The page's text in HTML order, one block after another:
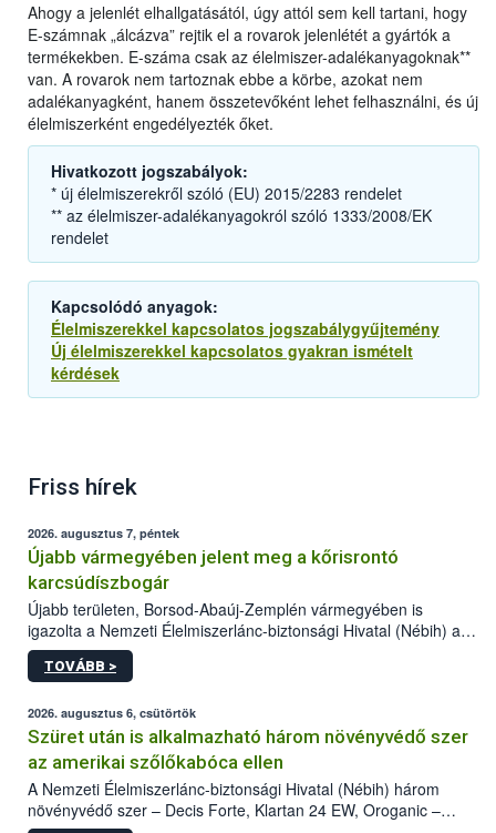
Ahogy a jelenlét elhallgatásától, úgy attól sem kell tartani, hogy
E-számnak „álcázva” rejtik el a rovarok jelenlétét a gyártók a
termékekben. E-száma csak az élelmiszer-adalékanyagoknak**
van. A rovarok nem tartoznak ebbe a körbe, azokat nem
adalékanyagként, hanem összetevőként lehet felhasználni, és új
élelmiszerként engedélyezték őket.
Hivatkozott jogszabályok:
* új élelmiszerekről szóló (EU) 2015/2283 rendelet
** az élelmiszer-adalékanyagokról szóló 1333/2008/EK
rendelet
Kapcsolódó anyagok:
Élelmiszerekkel kapcsolatos jogszabálygyűjtemény
Új élelmiszerekkel kapcsolatos gyakran ismételt
kérdések
Friss hírek
2026. augusztus 7, péntek
Újabb vármegyében jelent meg a kőrisrontó
karcsúdíszbogár
Újabb területen, Borsod-Abaúj-Zemplén vármegyében is
igazolta a Nemzeti Élelmiszerlánc-biztonsági Hivatal (Nébih) a
kőrisrontó karcsúdíszbogár (Agrilus planipennis) jelenlétét. A
kártevőt nem csak színcsapdában találták meg, de már fertőzött
az intenzív felderítést, emellett az intézkedéseket a szlovák
hatósággal is összehangolják a terjedés megállítása érdekében.
TOVÁBB >
2026. augusztus 6, csütörtök
Szüret után is alkalmazható három növényvédő szer
az amerikai szőlőkabóca ellen
A Nemzeti Élelmiszerlánc-biztonsági Hivatal (Nébih) három
növényvédő szer – Decis Forte, Klartan 24 EW, Oroganic –